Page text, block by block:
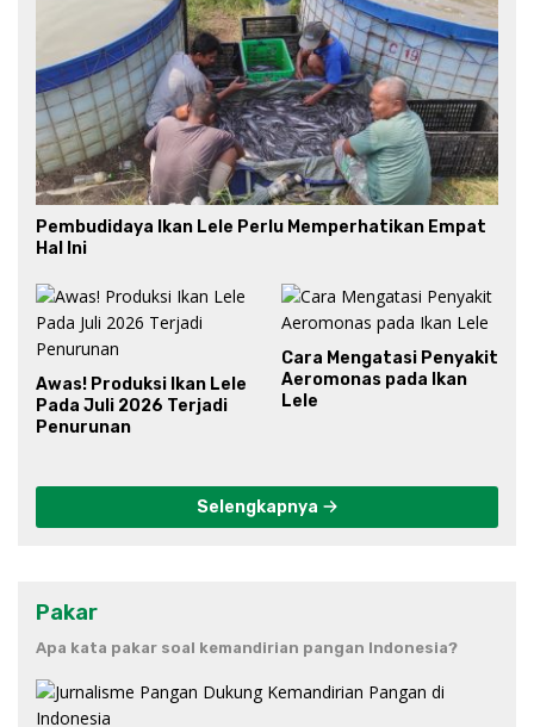
Pembudidaya Ikan Lele Perlu Memperhatikan Empat
Hal Ini
Awas! Produksi Ikan Lele
Pada Juli 2026 Terjadi
Penurunan
Cara Mengatasi Penyakit
Aeromonas pada Ikan
Lele
Selengkapnya
Pakar
Apa kata pakar soal kemandirian pangan Indonesia?